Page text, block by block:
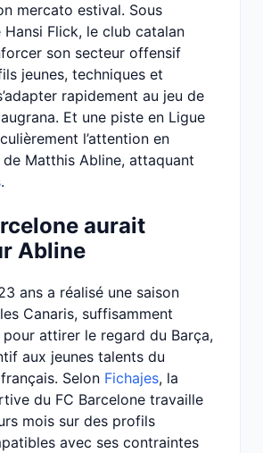
mercato estival. Sous
Hansi Flick, le club catalan
son secteur offensif
jeunes, techniques et
rapidement au jeu de
Et une piste en Ligue
l’attention en
Matthis Abline, attaquant
.
aurait
Abline
ans a réalisé une saison
Canaris, suffisamment
attirer le regard du Barça,
aux jeunes talents du
Selon Fichajes, la
du FC Barcelone travaille
mois sur des profils
avec ses contraintes